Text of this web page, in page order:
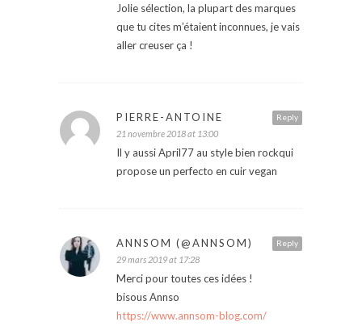
Jolie sélection, la plupart des marques
que tu cites m’étaient inconnues, je vais
aller creuser ça !
Reply
PIERRE-ANTOINE
21 novembre 2018 at 13:00
Il y aussi April77 au style bien rockqui
propose un perfecto en cuir vegan
Reply
ANNSOM (@ANNSOM)
29 mars 2019 at 17:28
Merci pour toutes ces idées !
bisous Annso
https://www.annsom-blog.com/